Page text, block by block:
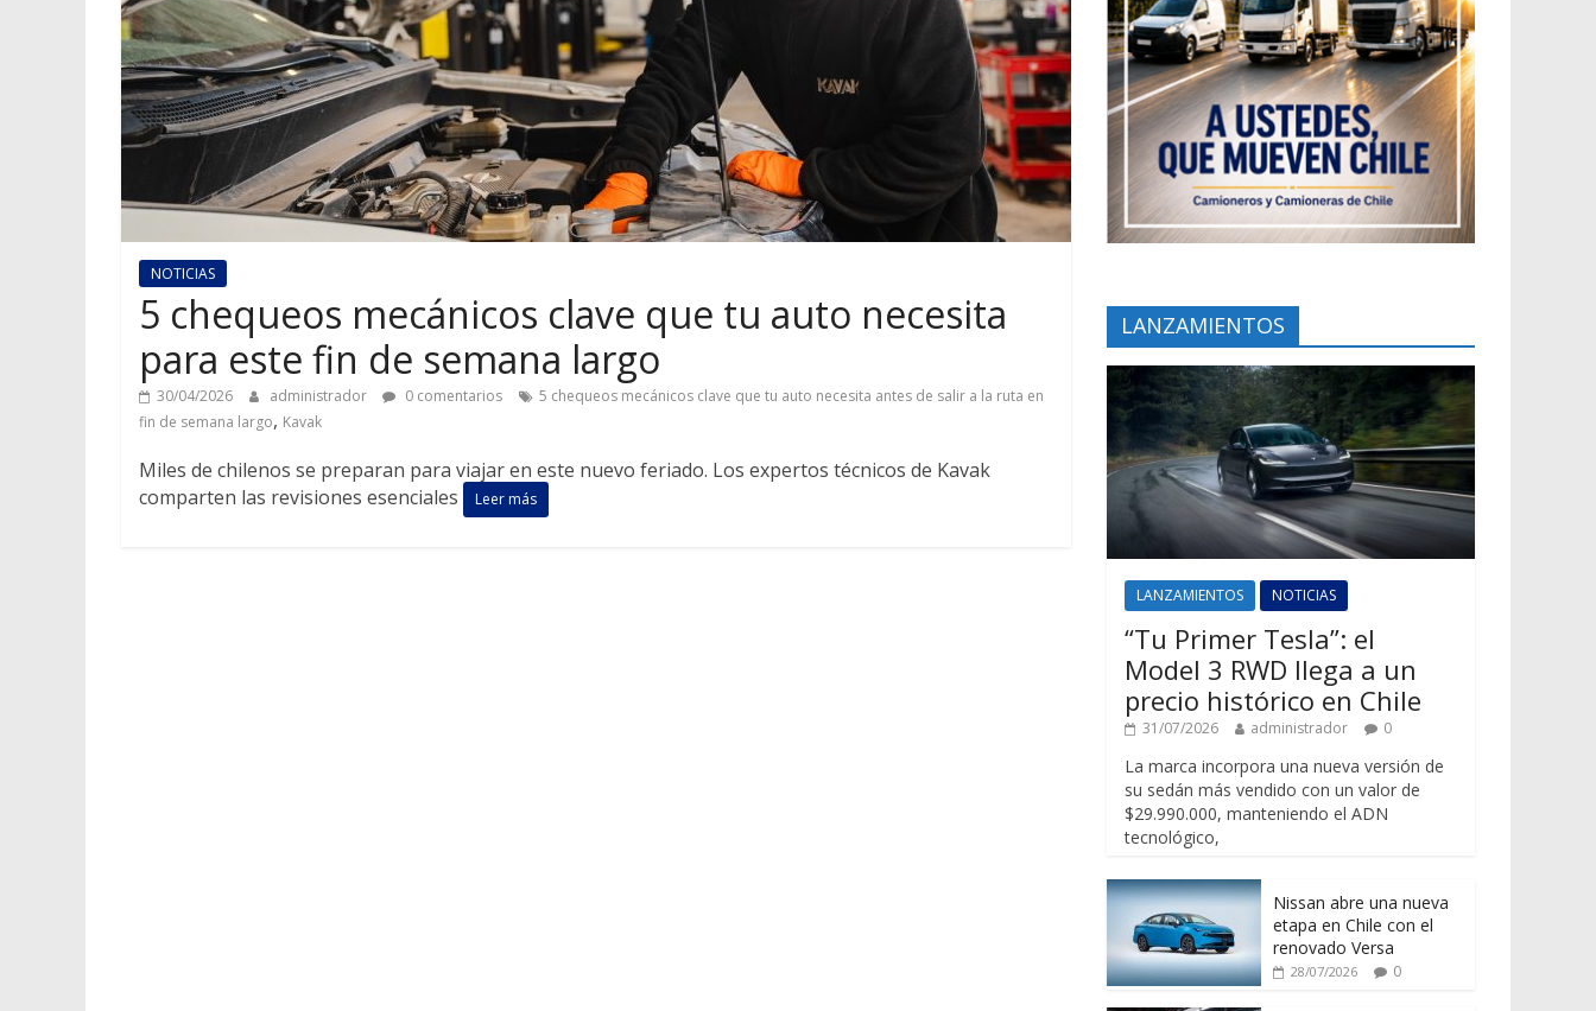
NOTICIAS
5 chequeos mecánicos clave que tu auto necesita
para este fin de semana largo
30/04/2026 administrador 0 comentarios
5 chequeos mecánicos clave que tu auto necesita antes de salir a la ruta en
fin de semana largo, Kavak
Miles de chilenos se preparan para viajar en este nuevo feriado. Los expertos técnicos de Kavak
comparten las revisiones esenciales
Leer más
LANZAMIENTOS
LANZAMIENTOS NOTICIAS
“Tu Primer Tesla”: el
Model 3 RWD llega a un
precio histórico en Chile
31/07/2026 administrador 0
La marca incorpora una nueva versión de
su sedán más vendido con un valor de
$29.990.000, manteniendo el ADN
tecnológico,
Nissan abre una nueva
etapa en Chile con el
renovado Versa
28/07/2026 0